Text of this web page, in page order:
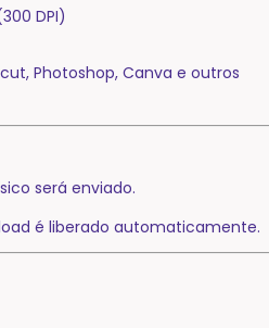
DPI)
Photoshop, Canva e outros
será enviado.
é liberado automaticamente.